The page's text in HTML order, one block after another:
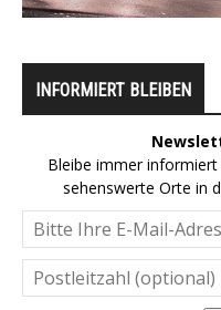
INFORMIERT BLEIBEN
Bleibe immer informiert
sehenswerte Orte in